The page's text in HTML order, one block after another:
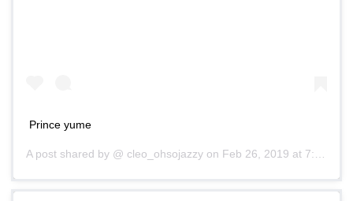
Prince yume
A post shared by @ cleo_ohsojazzy on Feb 26, 2019 at 7:09am PST